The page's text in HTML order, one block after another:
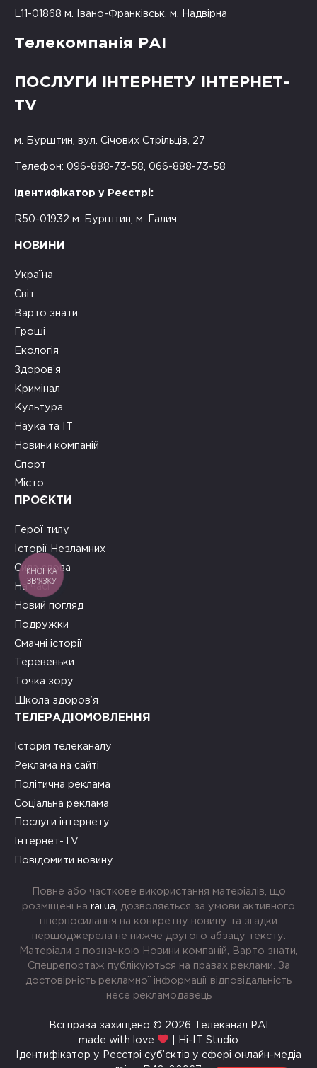
L11-01868 м. Івано-Франківськ, м. Надвірна
Телекомпанія РАІ
ПОСЛУГИ ІНТЕРНЕТУ ІНТЕРНЕТ-
TV
м. Бурштин, вул. Січових Стрільців, 27
Телефон: 096-888-73-58, 066-888-73-58
Ідентифікатор у Реєстрі:
R50-01932 м. Бурштин, м. Галич
НОВИНИ
Україна
Світ
Варто знати
Гроші
Екологія
Здоров’я
Кримінал
Культура
Наука та ІТ
Новини компаній
Спорт
Місто
ПРОЄКТИ
Герої тилу
Історії Незламних
Сила слова
На часі
Новий погляд
Подружки
Смачні історії
Теревеньки
Точка зору
Школа здоров’я
ТЕЛЕРАДІОМОВЛЕННЯ
Історія телеканалу
Реклама на сайті
Політична реклама
Соціальна реклама
Послуги інтернету
Інтернет-TV
Повідомити новину
Повне або часткове використання матеріалів, що
розміщені на rai.ua , дозволяється за умови активного
гіперпосилання на конкретну новину та згадки
першоджерела не нижче другого абзацу тексту.
Матеріали з позначкою Новини компаній, Варто знати,
Спецрепортаж публікуються на правах реклами. За
достовірність рекламної інформації відповідальність
несе рекламодавець
Всі права захищено © 2026 Телеканал РАІ
made with love
| Hi-IT Studio
Ідентифікатор у Реєстрі суб’єктів у сфері онлайн-медіа
КНОПКА
ЗВ'ЯЗКУ